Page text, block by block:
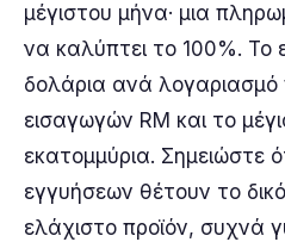
μέγιστου μήνα· μια
να καλύπτει το 100%. Το
δολάρια ανά
εισαγωγών RM και το
εκατομμύρια. Σημειώστε
εγγυήσεων θέτουν το
ελάχιστο προϊόν, συχνά